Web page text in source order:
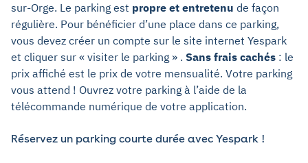
sur-Orge. Le parking est propre et entretenu de façon
régulière. Pour bénéficier d’une place dans ce parking,
vous devez créer un compte sur le site internet Yespark
et cliquer sur « visiter le parking » . Sans frais cachés : le
prix affiché est le prix de votre mensualité. Votre parking
vous attend ! Ouvrez votre parking à l’aide de la
télécommande numérique de votre application.
Réservez un parking courte durée avec Yespark !